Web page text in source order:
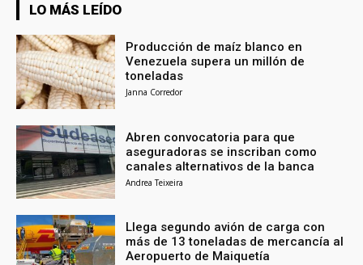
LO MÁS LEÍDO
Producción de maíz blanco en
Venezuela supera un millón de
toneladas
Janna Corredor
Abren convocatoria para que
aseguradoras se inscriban como
canales alternativos de la banca
Andrea Teixeira
Llega segundo avión de carga con
más de 13 toneladas de mercancía al
Aeropuerto de Maiquetía